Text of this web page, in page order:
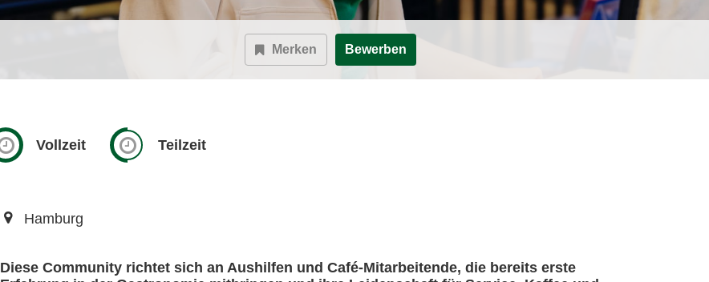
Merken Bewerben
Vollzeit Teilzeit
Hamburg
Diese Community richtet sich an Aushilfen und Café-Mitarbeitende, die bereits erste